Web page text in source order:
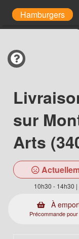
Hamburgers
sur
Arts
10h30 - 14h30
À
Précommande